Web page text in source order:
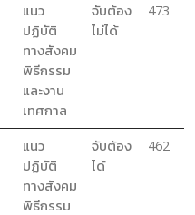
แนว
ปฏิบัติ
ทางสังคม
พิธีกรรม
และงาน
เทศกาล
จับต้อง
ไม่ได้
473
แนว
ปฏิบัติ
ทางสังคม
พิธีกรรม
จับต้อง
ได้
462